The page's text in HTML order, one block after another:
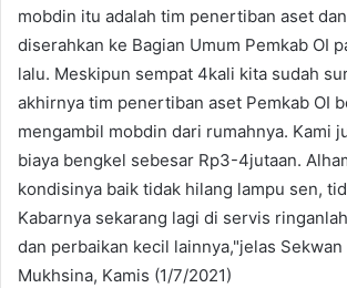
mobdin itu adalah tim penertiban aset
diserahkan ke Bagian Umum Pemkab OI
lalu. Meskipun sempat 4kali kita sudah
akhirnya tim penertiban aset Pemkab OI
mengambil mobdin dari rumahnya. Kami
biaya bengkel sebesar Rp3-4jutaan.
kondisinya baik tidak hilang lampu sen,
Kabarnya sekarang lagi di servis
dan perbaikan kecil lainnya,"jelas Sekwan
Mukhsina, Kamis (1/7/2021)